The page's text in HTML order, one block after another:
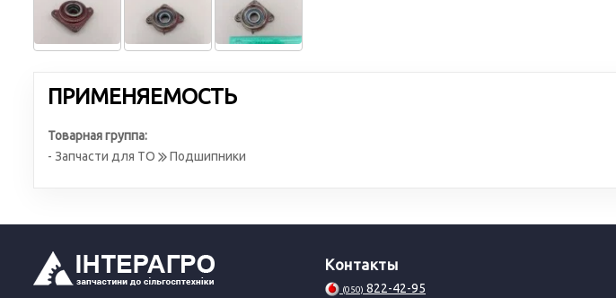
ПРИМЕНЯЕМОСТЬ
Товарная группа:
- Запчасти для ТО
Подшипники
Контакты
(050) 822-42-95